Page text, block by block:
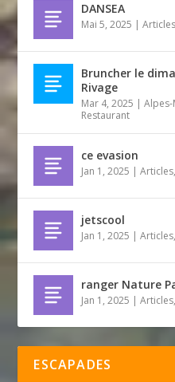
DANSEA
Mai 5, 2025 |Articles
Bruncher le
Rivage
Mar 4, 2025 |
Restaurant
ce evasion
Jan 1, 2025 |Articles,
jetscool
Jan 1, 2025 |Articles,
ranger Nature
Jan 1, 2025 |Articles,
ESCAPADES